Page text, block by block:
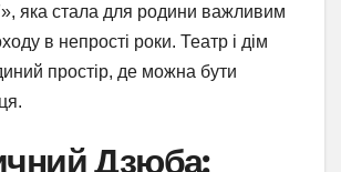
яка стала для родини важливим
в непрості роки. Театр і дім
простір, де можна бути
Дзюба: